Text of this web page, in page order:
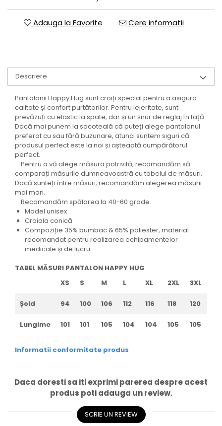
Adauga la Favorite Cere informatii
Descriere
Pantalonii Happy Hug sunt croiți special pentru a asigura
calitate și confort purtătorilor. Pentru lejeritate, sunt
prevăzuți cu elastic la spate, dar și un șnur de reglaj în față.
Dacă mai punem la socoteală că puteți alege pantalonul
preferat cu sau fără buzunare, atunci suntem siguri că
produsul perfect este la noi și așteaptă cumpărătorul
perfect.
Pentru a vă alege măsura potrivită, recomandăm să
comparați măsurile dumneavoastră cu tabelul de măsuri.
Dacă sunteți între măsuri, recomandăm alegerea măsurii
mai mari.
Recomandăm spălarea la 40-60 grade.
Model unisex
Croiala conică
Compoziție 35% bumbac & 65% poliester, material
recomandat pentru realizarea echipamentelor
medicale și de lucru.
TABEL MĂSURI PANTALON HAPPY HUG
XS
S M L XL 2XL 3XL
Șold 94 100 106 112 116 118 120
Lungime 101 101 105 104 104 105 105
Informatii conformitate produs
Daca doresti sa iti exprimi parerea despre acest
produs poti adauga un review.
SCRIE UN REVIEW